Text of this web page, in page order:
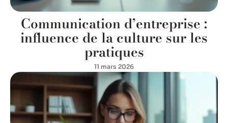
Communication d’entreprise :
influence de la culture sur les
pratiques
11 mars 2026